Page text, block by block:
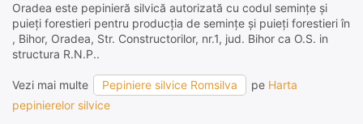
Oradea este pepinieră silvică autorizată cu codul semințe și
puieți forestieri pentru producția de semințe și puieți forestieri în
, Bihor, Oradea, Str. Constructorilor, nr.1, jud. Bihor ca O.S. in
structura R.N.P..
Vezi mai multe Pepiniere silvice Romsilva pe Harta
pepinierelor silvice